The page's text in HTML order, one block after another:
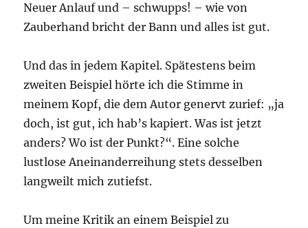
Neuer Anlauf und – schwupps! – wie von
Zauberhand bricht der Bann und alles ist gut.
Und das in jedem Kapitel. Spätestens beim
zweiten Beispiel hörte ich die Stimme in
meinem Kopf, die dem Autor genervt zurief: „ja
doch, ist gut, ich hab’s kapiert. Was ist jetzt
anders? Wo ist der Punkt?“. Eine solche
lustlose Aneinanderreihung stets desselben
langweilt mich zutiefst.
Um meine Kritik an einem Beispiel zu